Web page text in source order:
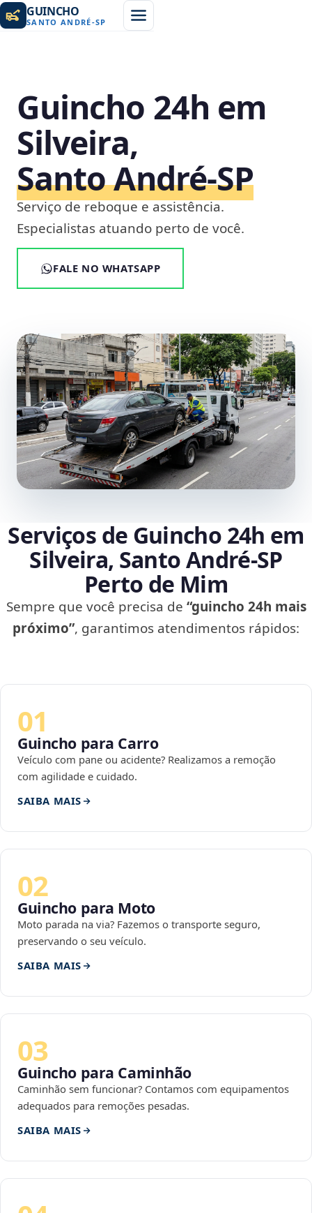
GUINCHO
SANTO ANDRÉ-SP
Guincho 24h em
Silveira,
Santo André‑SP
Serviço de reboque e assistência.
Especialistas atuando perto de você.
FALE NO WHATSAPP
Serviços de Guincho 24h em
Silveira, Santo André‑SP
Perto de Mim
Sempre que você precisa de “guincho 24h mais
próximo”, garantimos atendimentos rápidos:
01
Guincho para Carro
Veículo com pane ou acidente? Realizamos a remoção
com agilidade e cuidado.
SAIBA MAIS
02
Guincho para Moto
Moto parada na via? Fazemos o transporte seguro,
preservando o seu veículo.
SAIBA MAIS
03
Guincho para Caminhão
Caminhão sem funcionar? Contamos com equipamentos
adequados para remoções pesadas.
SAIBA MAIS